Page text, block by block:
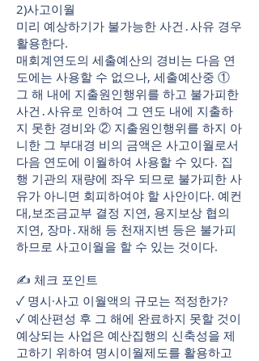
2)사고이월
미리 예상하기가 불가능한 사건․사유 경우
활용한다.
매회계연도의 세출예산의 경비는 다음 연
도에는 사용할 수 없으나, 세출예산중 ①
그 해 내에 지출원인행위를 하고 불가피한
사건․사유로 인하여 그 연도 내에 지출하
지 못한 경비와 ② 지출원인행위를 하지 아
니한 그 부대경 비의 금액은 사고이월로서
다음 연도에 이월하여 사용할 수 있다. 집
행 기관의 재량에 좌우 되므로 불가피한 사
유가 아니면 회피하여야 할 사안이다. 예컨
대,보조금교부 결정 지연, 용지보상 협의
지연, 장마․재해 등 천재지변 등은 불가피
하므로 사고이월을 할 수 있는 것이다.
✍ 체크 포인트
✓ 명시·사고 이월액의 규모는 적정한가?
✓ 예산편성 후 그 해에 완료하지 못할 것이
예상되는 사업은 예산집행의 신축성을 제
고하기 위하여 명시이월제도를 활용하고